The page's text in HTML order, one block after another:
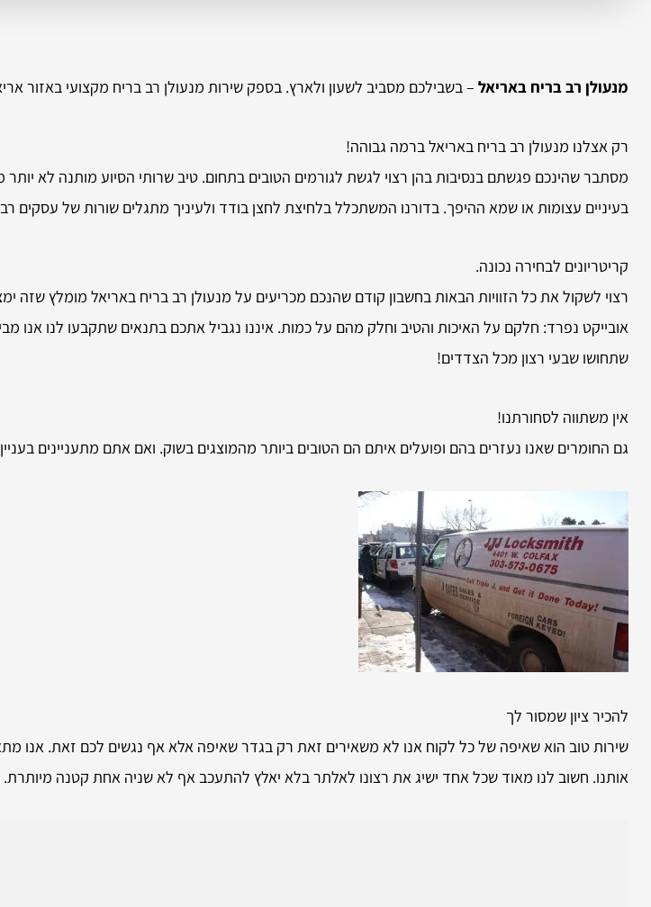
מנעולן רב בריח באריאל – בשבילכם מסביב לשעון ולארץ. בספק שירות מנעולן רב בריח מקצועי באזור
רק אצלנו מנעולן רב בריח באריאל ברמה גבוהה!
מסתבר שהינכם פגשתם בנסיבות בהן רצוי לגשת לגורמים הטובים בתחום. טיב שרותי הסיוע מותנה לא
בעיניים עצומות או שמא ההיפך. בדורנו המשתכלל בלחיצת לחצן בודד ולעיניך מתגלים שורות של עסקים
קריטריונים לבחירה נכונה.
רצוי לשקול את כל הזוויות הבאות בחשבון קודם שהנכם מכריעים על מנעולן רב בריח באריאל מומלץ
אובייקט נפרד: חלקם על האיכות והטיב וחלק מהם על כמות. איננו נגביל אתכם בתנאים שתקבעו לנו אנו
שתחושו שבעי רצון מכל הצדדים!
אין משתווה לסחורתנו!
גם החומרים שאנו נעזרים בהם ופועלים איתם הם הטובים ביותר מהמוצגים בשוק. ואם אתם מתעניינים
להכיר ציון שמסור לך
שירות טוב הוא שאיפה של כל לקוח אנו לא משאירים זאת רק בגדר שאיפה אלא אף נגשים לכם זאת. אנו
אותנו. חשוב לנו מאוד שכל אחד ישיג את רצונו לאלתר בלא יאלץ להתעכב אף לא שניה אחת קטנה מיותרת.